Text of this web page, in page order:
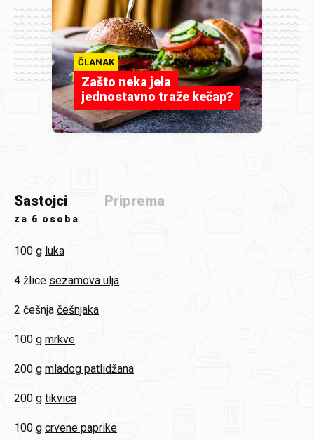
ČLANAK
Zašto neka jela
jednostavno traže kečap?
Sastojci Priprema
za 6 osoba
100 g luka
4 žlice sezamova ulja
2 češnja češnjaka
100 g mrkve
200 g mladog patlidžana
200 g tikvica
100 g crvene paprike